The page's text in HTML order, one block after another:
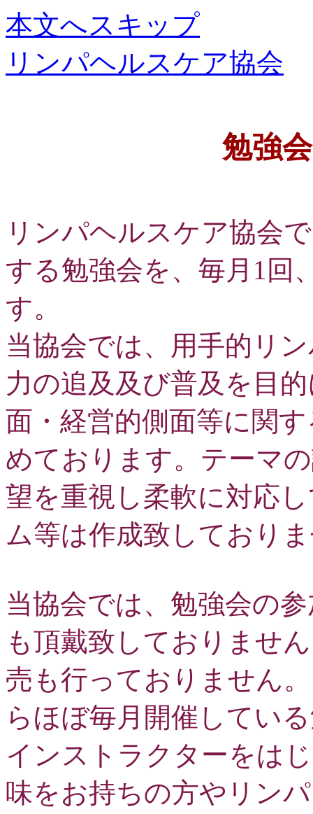
本文へスキップ
リンパヘルスケア協会
勉強
リンパヘルスケア協会
する勉強会を、毎月1回
す。
当協会では、用手的リ
力の追及及び普及を目
面・経営的側面等に関
めております。テーマ
望を重視し柔軟に対応
ム等は作成致しており
当協会では、勉強会の
も頂戴致しておりませ
売も行っておりません
らほぼ毎月開催してい
インストラクターをは
味をお持ちの方やリン